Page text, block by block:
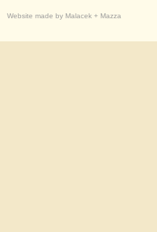
Website made by Malacek + Mazza